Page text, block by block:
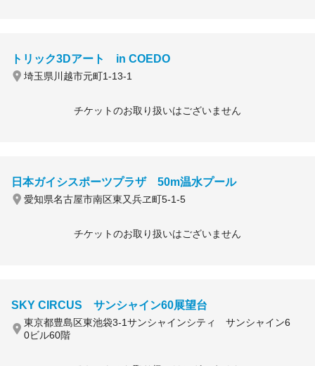
トリック3Dアート in COEDO
埼玉県川越市元町1-13-1
チケットのお取り扱いはございません
日本ガイシスポーツプラザ 50m温水プール
愛知県名古屋市南区東又兵ヱ町5-1-5
チケットのお取り扱いはございません
SKY CIRCUS サンシャイン60展望台
東京都豊島区東池袋3-1サンシャインシティ サンシャイン6
0ビル60階